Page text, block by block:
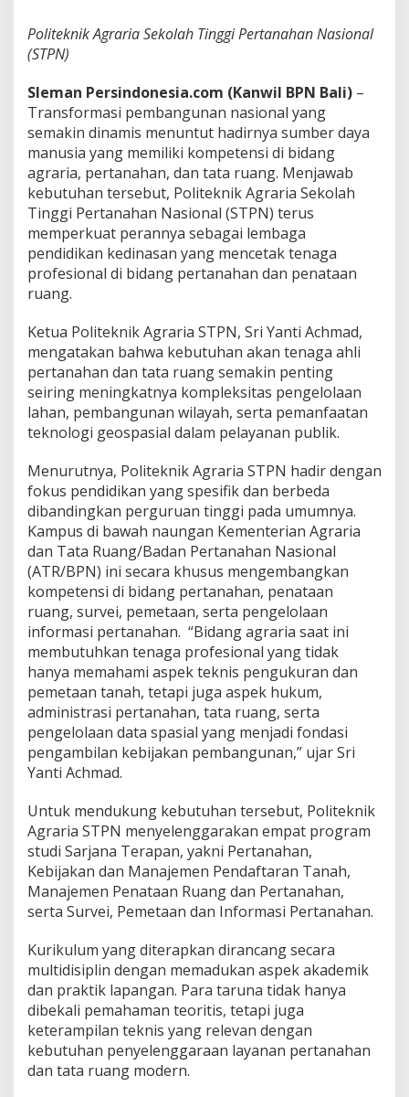
N
a
p
k
a
n
S
D
M
P
r
o
f
o
n
a
l
u
n
t
k
M
e
n
j
a
w
b
T
a
n
t
a
n
g
a
n
t
a
n
a
h
a
n
a
T
a
t
a
R
u
Politeknik Agraria Sekolah Tinggi Pertanahan Nasional
(STPN)
Sleman Persindonesia.com (Kanwil BPN Bali) –
Transformasi pembangunan nasional yang
semakin dinamis menuntut hadirnya sumber daya
manusia yang memiliki kompetensi di bidang
agraria, pertanahan, dan tata ruang. Menjawab
kebutuhan tersebut, Politeknik Agraria Sekolah
Tinggi Pertanahan Nasional (STPN) terus
memperkuat perannya sebagai lembaga
pendidikan kedinasan yang mencetak tenaga
profesional di bidang pertanahan dan penataan
ruang.
Ketua Politeknik Agraria STPN, Sri Yanti Achmad,
mengatakan bahwa kebutuhan akan tenaga ahli
pertanahan dan tata ruang semakin penting
seiring meningkatnya kompleksitas pengelolaan
lahan, pembangunan wilayah, serta pemanfaatan
teknologi geospasial dalam pelayanan publik.
Menurutnya, Politeknik Agraria STPN hadir dengan
fokus pendidikan yang spesifik dan berbeda
dibandingkan perguruan tinggi pada umumnya.
Kampus di bawah naungan Kementerian Agraria
dan Tata Ruang/Badan Pertanahan Nasional
(ATR/BPN) ini secara khusus mengembangkan
kompetensi di bidang pertanahan, penataan
ruang, survei, pemetaan, serta pengelolaan
informasi pertanahan. “Bidang agraria saat ini
membutuhkan tenaga profesional yang tidak
hanya memahami aspek teknis pengukuran dan
pemetaan tanah, tetapi juga aspek hukum,
administrasi pertanahan, tata ruang, serta
pengelolaan data spasial yang menjadi fondasi
pengambilan kebijakan pembangunan,” ujar Sri
Yanti Achmad.
Untuk mendukung kebutuhan tersebut, Politeknik
Agraria STPN menyelenggarakan empat program
studi Sarjana Terapan, yakni Pertanahan,
Kebijakan dan Manajemen Pendaftaran Tanah,
Manajemen Penataan Ruang dan Pertanahan,
serta Survei, Pemetaan dan Informasi Pertanahan.
Kurikulum yang diterapkan dirancang secara
multidisiplin dengan memadukan aspek akademik
dan praktik lapangan. Para taruna tidak hanya
dibekali pemahaman teoritis, tetapi juga
keterampilan teknis yang relevan dengan
kebutuhan penyelenggaraan layanan pertanahan
dan tata ruang modern.